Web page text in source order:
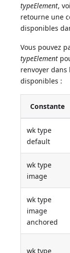
typeElement,
retourne une
disponibles
Vous pouvez
typeElement
renvoyer dans
disponibles :
Constante
wk type
default
wk type
image
wk type
image
anchored
wk type